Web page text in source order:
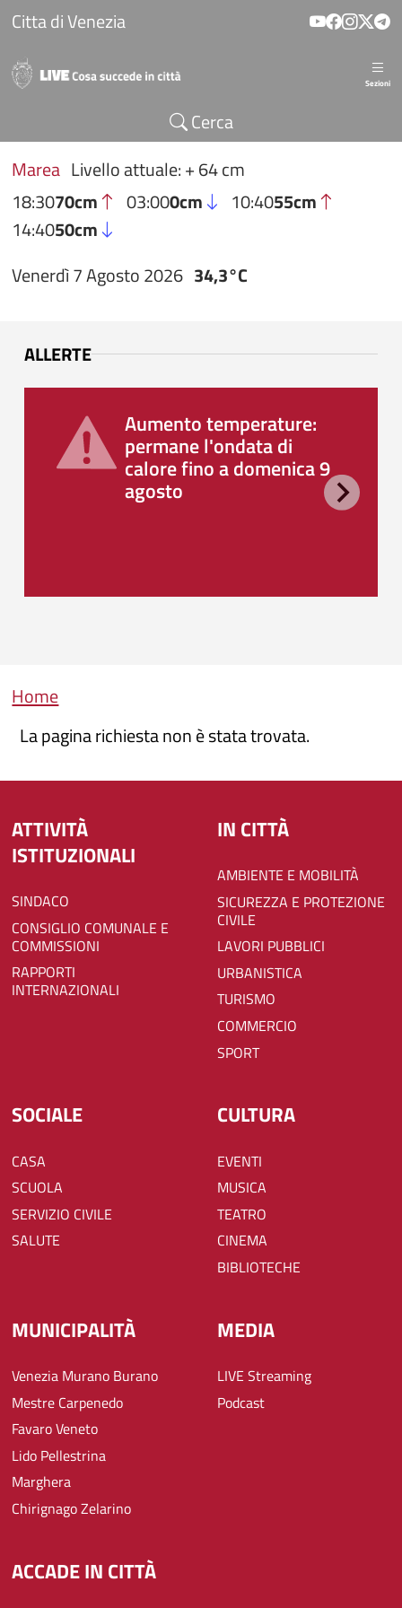
Salta al contenuto principale
Citta di Venezia
Sezioni
Cerca
Marea Livello attuale: + 64 cm
18:3070cm 03:000cm 10:4055cm
14:4050cm
Venerdì 7 Agosto 2026 34,3°C
ALLERTE
Aumento temperature:
permane l'ondata di
calore fino a domenica 9
agosto
Briciole di pane
Home
La pagina richiesta non è stata trovata.
ATTIVITÀ
ISTITUZIONALI
SINDACO
CONSIGLIO COMUNALE E
COMMISSIONI
RAPPORTI
INTERNAZIONALI
IN CITTÀ
AMBIENTE E MOBILITÀ
SICUREZZA E PROTEZIONE
CIVILE
LAVORI PUBBLICI
URBANISTICA
TURISMO
COMMERCIO
SPORT
SOCIALE
CASA
SCUOLA
SERVIZIO CIVILE
SALUTE
CULTURA
EVENTI
MUSICA
TEATRO
CINEMA
BIBLIOTECHE
MUNICIPALITÀ
Venezia Murano Burano
Mestre Carpenedo
Favaro Veneto
Lido Pellestrina
Marghera
Chirignago Zelarino
MEDIA
LIVE Streaming
Podcast
ACCADE IN CITTÀ